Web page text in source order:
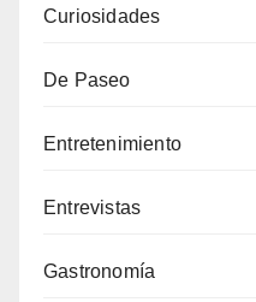
Curiosidades
De Paseo
Entretenimiento
Entrevistas
Gastronomía